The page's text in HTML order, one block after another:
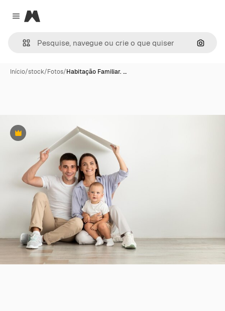
Close menu
Magnific
Início/stock/Fotos/Habitação Familiar. …
Premium